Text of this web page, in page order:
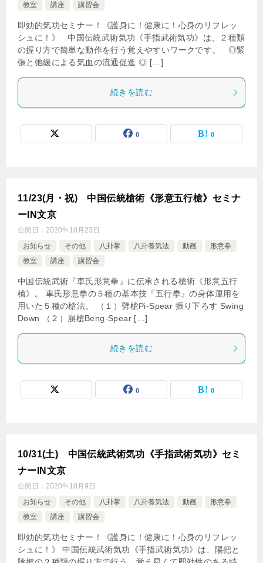
教室
講座 講習会
即効的気功セミナー！《護身に！健康に！心身のリフレッ
シュに！》 中国伝統武術気功《手指武術気功》は、２種類
の握り方で簡単な動作を行う覚えやすいワークです。 ◎緊
張と弛緩による気血の流通促進 ◎ […]
続きを読む
0 0
11/23(月・祝) 中国伝統槍術《形意五行槍》セミナ
ーIN文京
公開日： 2020年10月23日
お知らせ
その他 八卦掌 八卦養気法 動画
形意拳
教室
講座 講習会
中国伝統武術『車氏形意拳』に伝承される槍術《形意五行
槍》。 車氏形意拳の５種の基本技『五行拳』の身体運用を
用いた５種の槍法。 （１）劈槍Pi-Spear 振り下ろす Swing
Down （２）崩槍Beng-Spear […]
続きを読む
0 0
10/31(土) 中国伝統武術気功《手指武術気功》セミ
ナーIN文京
公開日： 2020年10月9日
お知らせ
その他 八卦掌 八卦養気法 動画
形意拳
教室
講座 講習会
即効的気功セミナー！《護身に！健康に！心身のリフレッ
シュに！》 中国伝統武術気功《手指武術気功》は、陽把と